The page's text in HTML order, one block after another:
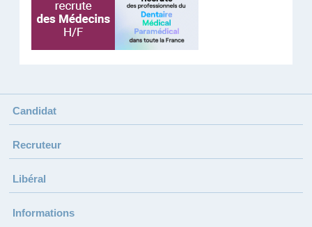
Candidat
Recruteur
Libéral
Informations